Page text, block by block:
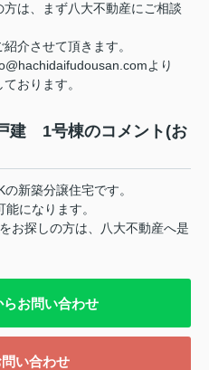
は、まず八大不動産にご相談
介させて頂きます。
より
おります。
建 1号棟のコメント(お
新築分譲住宅です。
になります。
お探しの方は、八大不動産へ是
らお問い合わせ
い合わせ